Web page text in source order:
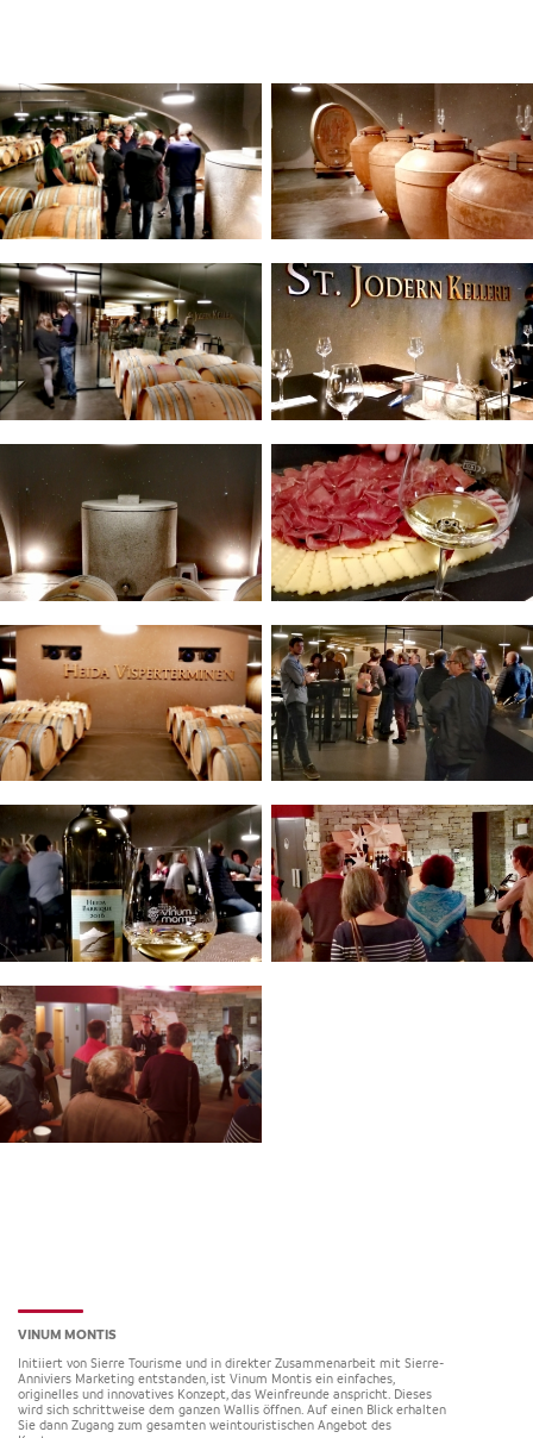
VINUM MONTIS
Initiiert von Sierre Tourisme und in direkter Zusammenarbeit mit Sierre-
Anniviers Marketing entstanden, ist Vinum Montis ein einfaches,
originelles und innovatives Konzept, das Weinfreunde anspricht. Dieses
wird sich schrittweise dem ganzen Wallis öffnen. Auf einen Blick erhalten
Sie dann Zugang zum gesamten weintouristischen Angebot des